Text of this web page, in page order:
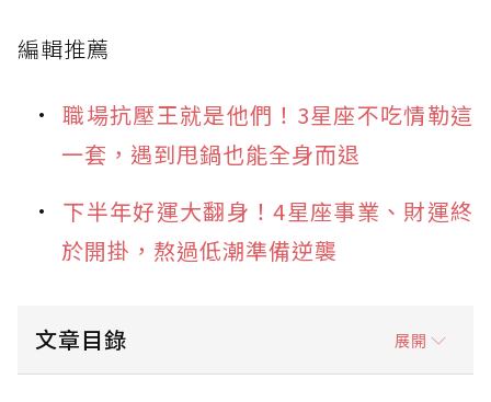
編輯推薦
職場抗壓王就是他們！3星座不吃情勒這
一套，遇到甩鍋也能全身而退
下半年好運大翻身！4星座事業、財運終
於開掛，熬過低潮準備逆襲
文章目錄 展開